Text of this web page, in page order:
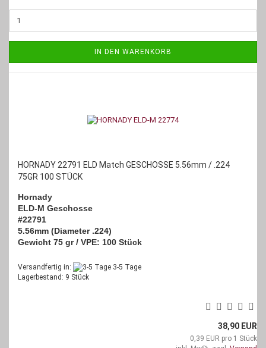
IN DEN WARENKORB
HORNADY 22791 ELD Match GESCHOSSE 5.56mm / .224
75GR 100 STÜCK
Hornady
ELD-M Geschosse
#22791
5.56mm (Diameter .224)
Gewicht 75 gr / VPE: 100 Stück
Versandfertig in:
3-5 Tage
Lagerbestand: 9 Stück
38,90 EUR
0,39 EUR pro 1 Stück